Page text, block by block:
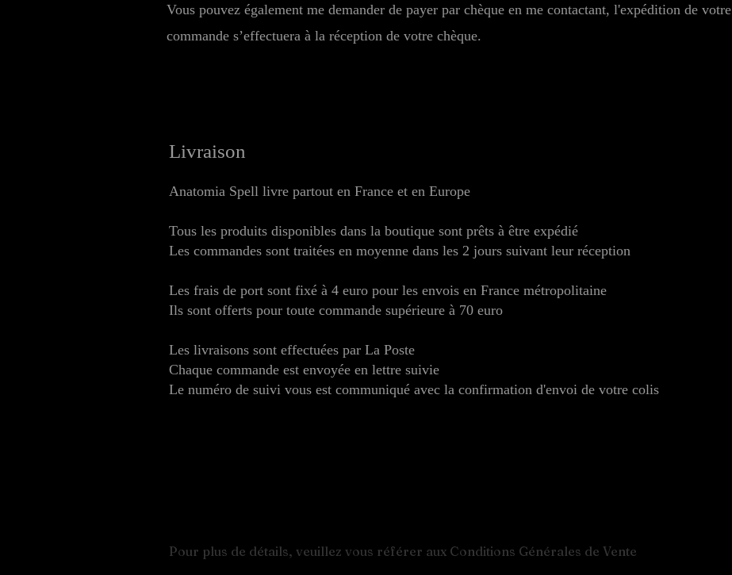
Vous pouvez également me demander de payer par chèque en me contactant, l'expédition de votre
commande s’effectuera à la réception de votre chèque.
Livraison
Anatomia Spell livre partout en France et en Europe
Tous les produits disponibles dans la boutique sont prêts à être expédié
Les commandes sont traitées en moyenne dans les 2 jours suivant leur réception
Les frais de port sont fixé à 4 euro pour les envois en France métropolitaine
Ils sont offerts pour toute commande supérieure à 70 euro
Les livraisons sont effectuées par La Poste
Chaque commande est envoyée en lettre suivie
Le numéro de suivi vous est communiqué avec la confirmation d'envoi de votre colis
Pour plus de détails, veuillez vous référer aux Conditions Générales de Vente